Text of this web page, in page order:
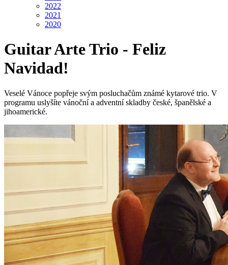
2022
2021
2020
Guitar Arte Trio - Feliz
Navidad!
Veselé Vánoce popřeje svým posluchačům známé kytarové trio. V
programu uslyšíte vánoční a adventní skladby české, španělské a
jihoamerické.